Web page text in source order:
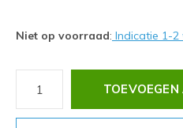
Niet op voorraad: Indicatie 1-